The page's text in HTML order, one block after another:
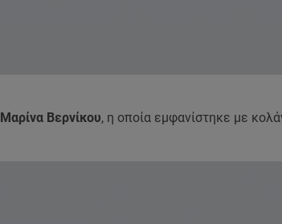
Μαρίνα Βερνίκου, η οποία εμφανίστηκε με